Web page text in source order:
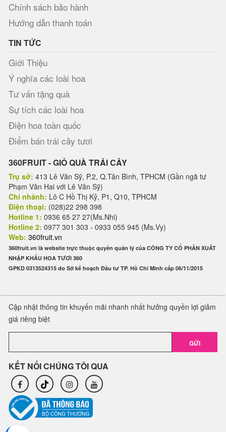
Chính sách bảo hành
Hướng dẫn thanh toán
TIN TỨC
Giới Thiệu
Ý nghĩa các loài hoa
Tư vấn tặng quà
Sự tích các loài hoa
Điện hoa toàn quốc
Điểm bán trái cây tươi
360FRUIT - GIỎ QUÀ TRÁI CÂY
Trụ sở: 413 Lê Văn Sỹ, P.2, Q.Tân Bình, TPHCM (Gần ngã tư
Phạm Văn Hai với Lê Văn Sỹ)
Chi nhánh: Lô C Hồ Thị Kỷ, P1, Q10, TPHCM
Điện thoại: (028)22 298 398
Hotline 1: 0936 65 27 27(Ms.Nhi)
Hotline 2: 0977 301 303 - 0933 055 945 (Ms.Vy)
Web: 360fruit.vn
360fruit.vn là website trực thuộc quyền quản lý của CÔNG TY CỔ PHẦN XUẤT
NHẬP KHẨU HOA TƯƠI 360
GPKD 0313524315 do Sở kế hoạch Đầu tư TP. Hồ Chí Minh cấp 06/11/2015
Cập nhật thông tin khuyến mãi nhanh nhất hưởng quyền lợi giảm
giá riêng biệt
GỬI
KẾT NỐI CHÚNG TÔI QUA